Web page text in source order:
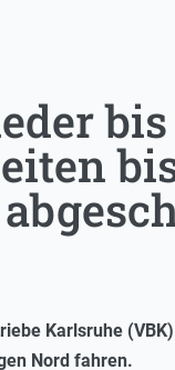
Karlsruhe
Nord fahren.